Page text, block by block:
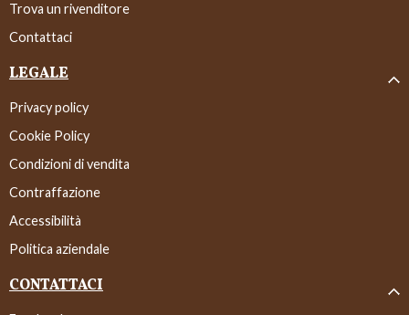
Trova un rivenditore
Contattaci
LEGALE
Privacy policy
Cookie Policy
Condizioni di vendita
Contraffazione
Accessibilità
Politica aziendale
CONTATTACI